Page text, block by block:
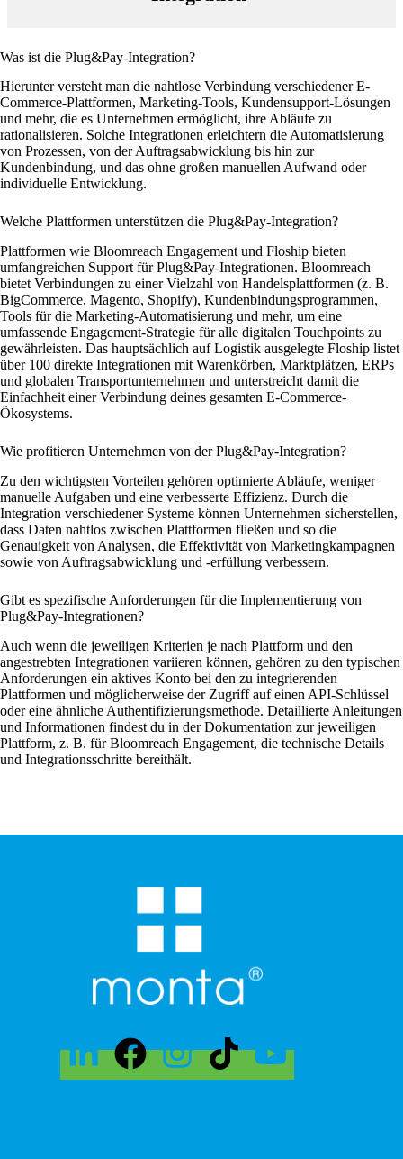
Was ist die Plug&Pay-Integration?
Hierunter versteht man die nahtlose Verbindung verschiedener E-
Commerce-Plattformen, Marketing-Tools, Kundensupport-Lösungen
und mehr, die es Unternehmen ermöglicht, ihre Abläufe zu
rationalisieren. Solche Integrationen erleichtern die Automatisierung
von Prozessen, von der Auftragsabwicklung bis hin zur
Kundenbindung, und das ohne großen manuellen Aufwand oder
individuelle Entwicklung.
Welche Plattformen unterstützen die Plug&Pay-Integration?
Plattformen wie Bloomreach Engagement und Floship bieten
umfangreichen Support für Plug&Pay-Integrationen. Bloomreach
bietet Verbindungen zu einer Vielzahl von Handelsplattformen (z. B.
BigCommerce, Magento, Shopify), Kundenbindungsprogrammen,
Tools für die Marketing-Automatisierung und mehr, um eine
umfassende Engagement-Strategie für alle digitalen Touchpoints zu
gewährleisten. Das hauptsächlich auf Logistik ausgelegte Floship listet
über 100 direkte Integrationen mit Warenkörben, Marktplätzen, ERPs
und globalen Transportunternehmen und unterstreicht damit die
Einfachheit einer Verbindung deines gesamten E-Commerce-
Ökosystems.
Wie profitieren Unternehmen von der Plug&Pay-Integration?
Zu den wichtigsten Vorteilen gehören optimierte Abläufe, weniger
manuelle Aufgaben und eine verbesserte Effizienz. Durch die
Integration verschiedener Systeme können Unternehmen sicherstellen,
dass Daten nahtlos zwischen Plattformen fließen und so die
Genauigkeit von Analysen, die Effektivität von Marketingkampagnen
sowie von Auftragsabwicklung und -erfüllung verbessern.
Gibt es spezifische Anforderungen für die Implementierung von
Plug&Pay-Integrationen?
Auch wenn die jeweiligen Kriterien je nach Plattform und den
angestrebten Integrationen variieren können, gehören zu den typischen
Anforderungen ein aktives Konto bei den zu integrierenden
Plattformen und möglicherweise der Zugriff auf einen API-Schlüssel
oder eine ähnliche Authentifizierungsmethode. Detaillierte Anleitungen
und Informationen findest du in der Dokumentation zur jeweiligen
Plattform, z. B. für Bloomreach Engagement, die technische Details
und Integrationsschritte bereithält.